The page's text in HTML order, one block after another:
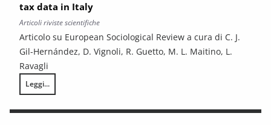
tax data in Italy
Articoli riviste scientifiche
Articolo su European Sociological Review a cura di C. J.
Gil-Hernández, D. Vignoli, R. Guetto, M. L. Maitino, L.
Ravagli
Leggi...
Positive effects of his and her income on first births: couple-level